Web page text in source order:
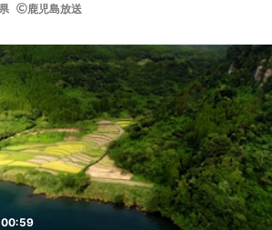
鹿児島放送
00:59